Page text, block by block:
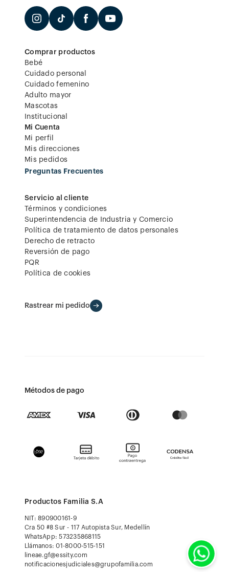
Comprar productos
Bebé
Cuidado personal
Cuidado femenino
Adulto mayor
Mascotas
Institucional
Mi Cuenta
Mi perfil
Mis direcciones
Mis pedidos
Preguntas Frecuentes
Servicio al cliente
Términos y condiciones
Superintendencia de Industria y Comercio
Política de tratamiento de datos personales
Derecho de retracto
Reversión de pago
PQR
Política de cookies
Rastrear mi pedido
Métodos de pago
Productos Familia S.A
NIT: 890900161-9
Cra 50 #8 Sur - 117 Autopista Sur, Medellín
WhatsApp: 573235868115
Llámanos: 01-8000-515-151
lineae.gf@essity.com
notificacionesjudiciales@grupofamilia.com